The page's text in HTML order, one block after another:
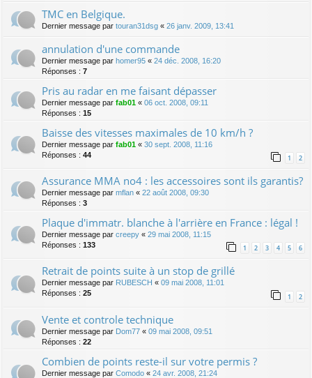
TMC en Belgique.
Dernier message par touran31dsg « 26 janv. 2009, 13:41
annulation d'une commande
Dernier message par homer95 « 24 déc. 2008, 16:20
Réponses : 7
Pris au radar en me faisant dépasser
Dernier message par fab01 « 06 oct. 2008, 09:11
Réponses : 15
Baisse des vitesses maximales de 10 km/h ?
Dernier message par fab01 « 30 sept. 2008, 11:16
Réponses : 44 1 2
Assurance MMA no4 : les accessoires sont ils garantis?
Dernier message par mflan « 22 août 2008, 09:30
Réponses : 3
Plaque d'immatr. blanche à l'arrière en France : légal !
Dernier message par creepy « 29 mai 2008, 11:15
Réponses : 133 1 2 3 4 5 6
Retrait de points suite à un stop de grillé
Dernier message par RUBESCH « 09 mai 2008, 11:01
Réponses : 25 1 2
Vente et controle technique
Dernier message par Dom77 « 09 mai 2008, 09:51
Réponses : 22
Combien de points reste-il sur votre permis ?
Dernier message par Comodo « 24 avr. 2008, 21:24